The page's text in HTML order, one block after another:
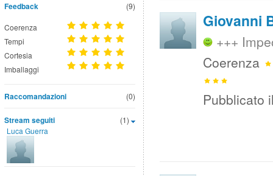
Feedback (9)
Coerenza
Tempi
Cortesia
Imballaggi
(0)
Raccomandazioni
(1)
Stream seguiti
Luca Guerra
Giovanni
+++
Coerenza
Pubblicato